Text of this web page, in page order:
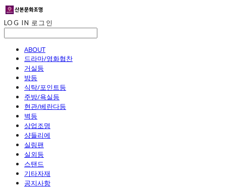
LOG IN 로그인
ABOUT
드라마/영화협찬
거실등
방등
식탁/포인트등
주방/욕실등
현관/베란다등
벽등
상업조명
샹들리에
실링팬
실외등
스탠드
기타자재
공지사항